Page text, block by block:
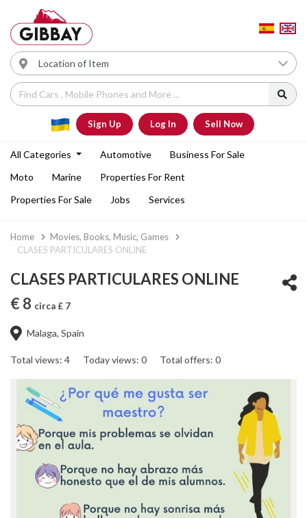
Sign Up Log In Sell Now
All Categories Automotive
Business For Sale
Moto
Marine
Properties For Rent
Properties For Sale
Jobs Services
Home
Movies, Books, Music, Games
CLASES PARTICULARES ONLINE
CLASES PARTICULARES ONLINE
€ 8 circa £ 7
Malaga, Spain
Total views: 4 Today views: 0 Total offers: 0